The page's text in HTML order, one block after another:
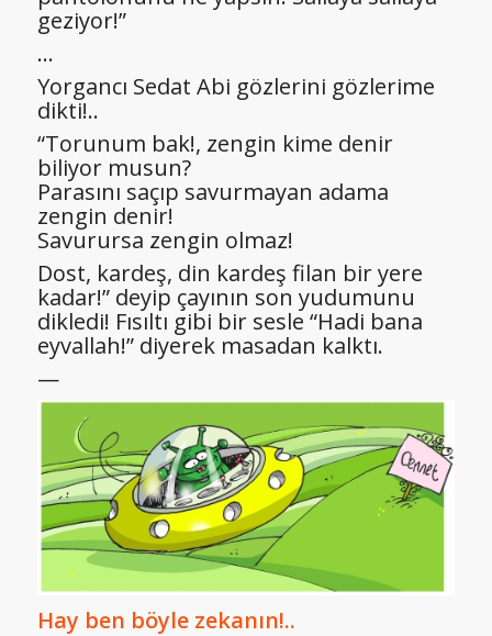
geziyor!”
…
Yorgancı Sedat Abi gözlerini gözlerime
dikti!..
“Torunum bak!, zengin kime denir
biliyor musun?
Parasını saçıp savurmayan adama
zengin denir!
Savurursa zengin olmaz!
Dost, kardeş, din kardeş filan bir yere
kadar!” deyip çayının son yudumunu
dikledi! Fısıltı gibi bir sesle “Hadi bana
eyvallah!” diyerek masadan kalktı.
—
Hay ben böyle zekanın!..